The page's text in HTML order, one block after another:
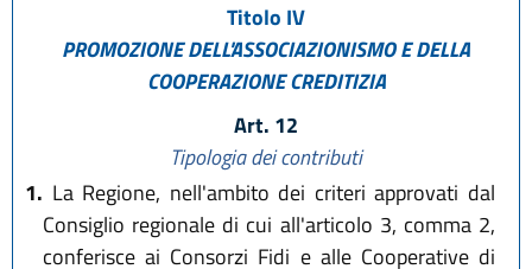
Titolo IV
PROMOZIONE DELL'ASSOCIAZIONISMO E DELLA
COOPERAZIONE CREDITIZIA
Art. 12
Tipologia dei contributi
1. La Regione, nell'ambito dei criteri approvati dal
Consiglio regionale di cui all'articolo 3, comma 2,
conferisce ai Consorzi Fidi e alle Cooperative di